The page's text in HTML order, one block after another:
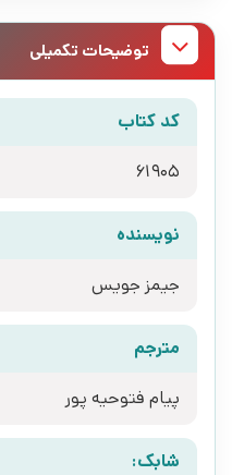
توضیحات تکمیلی
کد کتاب
61905
نویسنده
جیمز جویس
مترجم
پیام فتوحیه پور
شابک: